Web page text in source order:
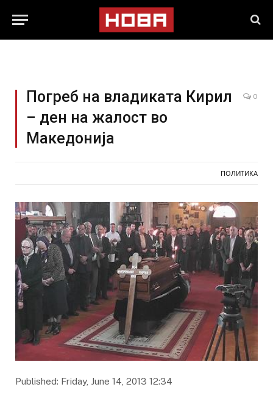
Погреб на владиката Кирил
– ден на жалост во
Македонија
0
ПОЛИТИКА
Published: Friday, June 14, 2013 12:34